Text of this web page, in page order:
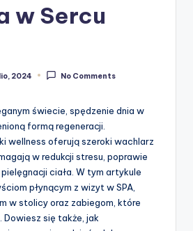
w Sercu
2024 No Comments
świecie, spędzenie dnia w
formą regeneracji.
wellness oferują szeroki wachlarz
w redukcji stresu, poprawie
ciała. W tym artykule
płynącym z wizyt w SPA,
w stolicy oraz zabiegom, które
się także, jak